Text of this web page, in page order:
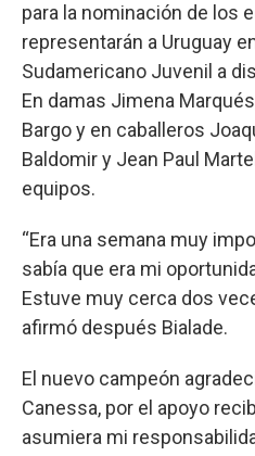
para la nominación de los
representarán a Uruguay
Sudamericano Juvenil a
En damas Jimena
Bargo y en caballeros
Baldomir y Jean Paul
equipos.
“Era una semana muy
sabía que era mi
Estuve muy cerca dos
afirmó después Bialade.
El nuevo campeón
Canessa, por el apoyo
asumiera mi